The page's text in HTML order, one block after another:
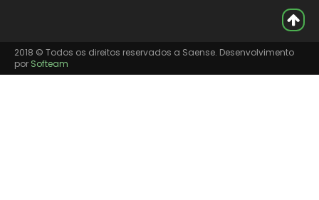
2018 © Todos os direitos reservados a Saense. Desenvolvimento
por Softeam